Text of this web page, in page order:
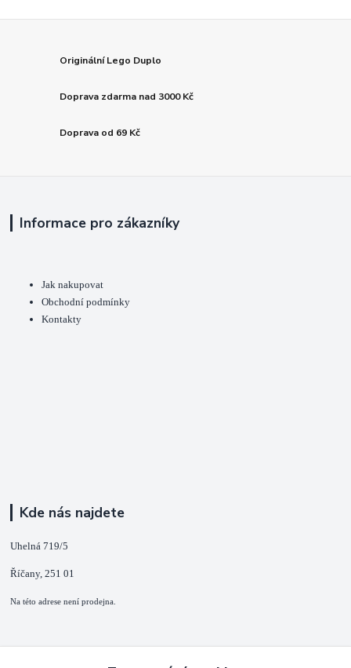
Originální Lego Duplo
Doprava zdarma nad 3000 Kč
Doprava od 69 Kč
Informace pro zákazníky
Jak nakupovat
Obchodní podmínky
Kontakty
Kde nás najdete
Uhelná 719/5
Říčany, 251 01
Na této adrese není prodejna.